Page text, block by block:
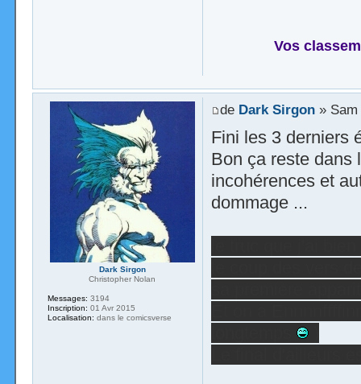
Vos
de Dark Sirgon» Sam
Fini les 3 derniers
Bon ça reste dans
incohérences et
dommage ...
)
Dark Sirgon
Christopher Nolan
Messages: 3194
Inscription: 01 Avr 2015
Localisation: dans le comicsverse